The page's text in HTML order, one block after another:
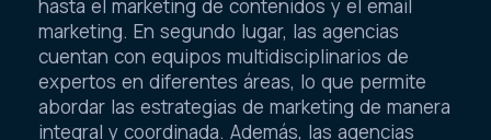
hasta el marketing de contenidos y el email
marketing. En segundo lugar, las agencias
cuentan con equipos multidisciplinarios de
expertos en diferentes áreas, lo que permite
abordar las estrategias de marketing de manera
integral y coordinada. Además, las agencias